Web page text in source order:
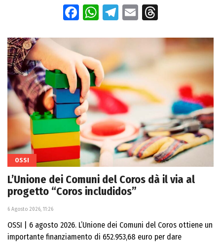
Facebook
WhatsApp
Telegram
Email
OSSI
L’Unione dei Comuni del Coros dà il via al
progetto “Coros includidos”
6 Agosto 2026, 11:26
OSSI | 6 agosto 2026. L’Unione dei Comuni del Coros ottiene un
importante finanziamento di 652.953,68 euro per dare